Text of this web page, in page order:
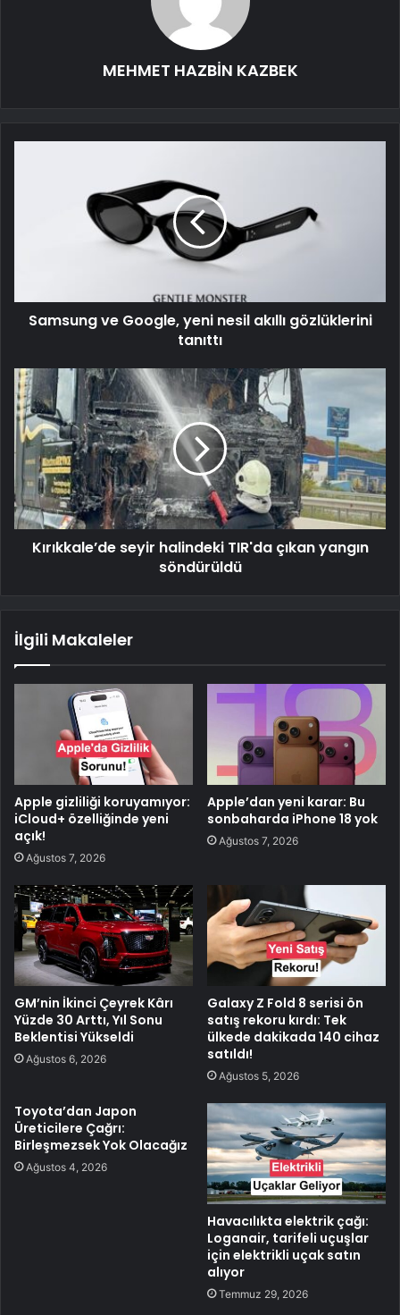
MEHMET HAZBİN KAZBEK
Samsung ve Google, yeni nesil akıllı gözlüklerini
tanıttı
Kırıkkale’de seyir halindeki TIR'da çıkan yangın
söndürüldü
İlgili Makaleler
Apple gizliliği koruyamıyor:
iCloud+ özelliğinde yeni
açık!
Ağustos 7, 2026
Apple’dan yeni karar: Bu
sonbaharda iPhone 18 yok
Ağustos 7, 2026
GM’nin İkinci Çeyrek Kârı
Yüzde 30 Arttı, Yıl Sonu
Beklentisi Yükseldi
Ağustos 6, 2026
Galaxy Z Fold 8 serisi ön
satış rekoru kırdı: Tek
ülkede dakikada 140 cihaz
satıldı!
Ağustos 5, 2026
Toyota’dan Japon
Üreticilere Çağrı:
Birleşmezsek Yok Olacağız
Ağustos 4, 2026
Havacılıkta elektrik çağı:
Loganair, tarifeli uçuşlar
için elektrikli uçak satın
alıyor
Temmuz 29, 2026